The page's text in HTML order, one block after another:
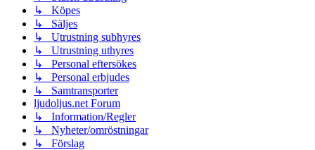
↳ Köpes
↳ Säljes
↳ Utrustning subhyres
↳ Utrustning uthyres
↳ Personal eftersökes
↳ Personal erbjudes
↳ Samtransporter
ljudoljus.net Forum
↳ Information/Regler
↳ Nyheter/omröstningar
↳ Förslag